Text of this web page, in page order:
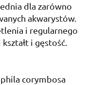
dla zarówno
akwarystów.
i regularnego
i gęstość.
corymbosa